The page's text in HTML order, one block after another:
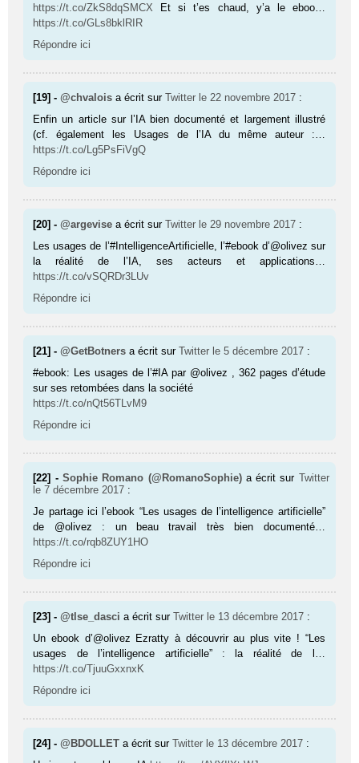
https://t.co/ZkS8dqSMCX Et si t’es chaud, y’a le eboo…
https://t.co/GLs8bklRIR
Répondre ici
[19] -@chvalois a écrit surTwitter le 22 novembre 2017 :
Enfin un article sur l’IA bien documenté et largement illustré
(cf. également les Usages de l’IA du même auteur :…
https://t.co/Lg5PsFiVgQ
Répondre ici
[20] -@argevise a écrit surTwitter le 29 novembre 2017 :
Les usages de l’#IntelligenceArtificielle, l’#ebook d’@olivez sur
la réalité de l’IA, ses acteurs et applications…
https://t.co/vSQRDr3LUv
Répondre ici
[21] -@GetBotners a écrit surTwitter le 5 décembre 2017 :
#ebook: Les usages de l’#IA par @olivez , 362 pages d’étude
sur ses retombées dans la société
https://t.co/nQt56TLvM9
Répondre ici
[22] - Sophie Romano (@RomanoSophie) a écrit sur Twitter
le 7 décembre 2017 :
Je partage ici l’ebook “Les usages de l’intelligence artificielle”
de @olivez : un beau travail très bien documenté…
https://t.co/rqb8ZUY1HO
Répondre ici
[23] -@tlse_dasci a écrit surTwitter le 13 décembre 2017 :
Un ebook d’@olivez Ezratty à découvrir au plus vite ! “Les
usages de l’intelligence artificielle” : la réalité de l…
https://t.co/TjuuGxxnxK
Répondre ici
[24] -@BDOLLET a écrit surTwitter le 13 décembre 2017 :